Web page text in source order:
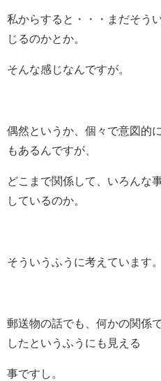
私からすると・・・まだそう
じるのかとか。
そんな感じなんですが。
偶然というか、個々で意図的
もあるんですが、
どこまで関係して、いろんな
しているのか。
そういうふうに考えています。
郵送物の話でも、何かの関係
したというふうにも見える
事ですし。